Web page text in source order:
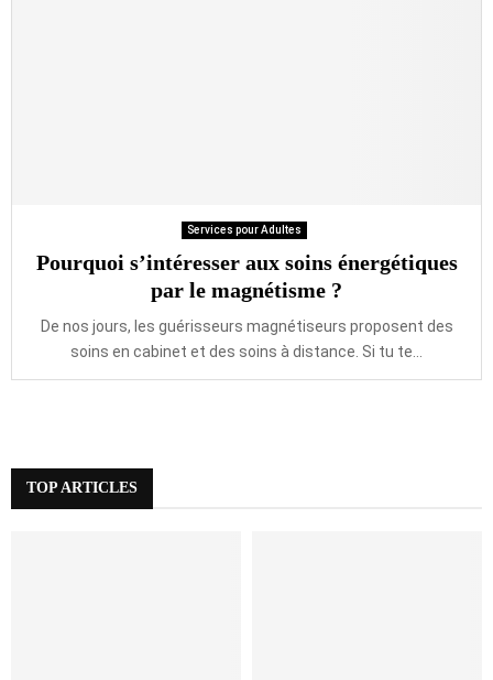
Services pour Adultes
Pourquoi s’intéresser aux soins énergétiques
par le magnétisme ?
De nos jours, les guérisseurs magnétiseurs proposent des
soins en cabinet et des soins à distance. Si tu te...
TOP ARTICLES